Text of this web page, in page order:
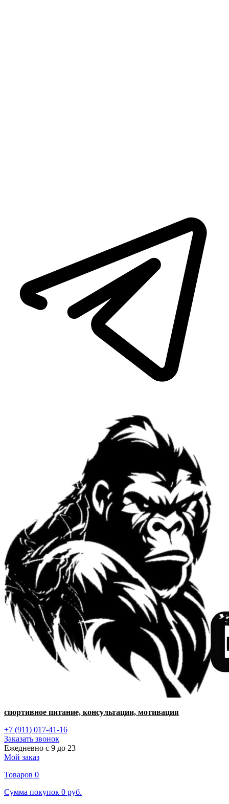
спортивное питание, консультации, мотивация
+7 (911) 017-41-16
Заказать звонок
Ежедневно с 9 до 23
Мой заказ
Товаров 0
Сумма покупок 0 руб.